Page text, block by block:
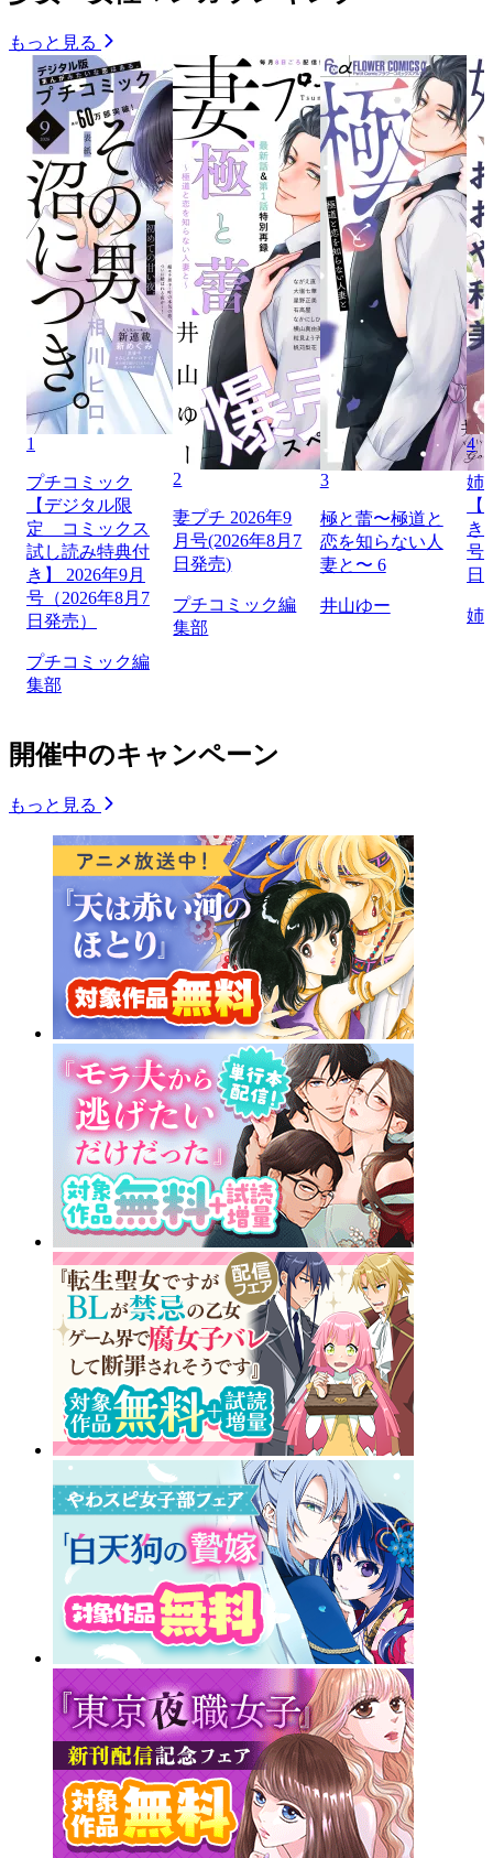
もっと見る
1
プチコミック
【デジタル限
定 コミックス
試し読み特典付
き】 2026年9月
号（2026年8月7
日発売）
プチコミック編
集部
2
妻プチ 2026年9
月号(2026年8月7
日発売)
プチコミック編
集部
3
極と蕾〜極道と
恋を知らない人
妻と〜 6
井山ゆー
4
姉
き
号
日
姉
開催中のキャンペーン
もっと見る